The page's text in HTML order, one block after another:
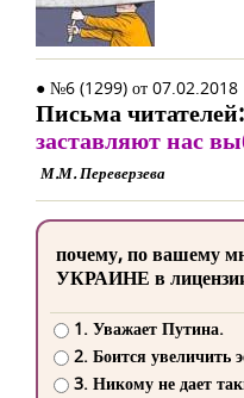
● №6 (1299) от 07.02.2018
Письма читателей:
заставляют нас
М.М. Переверзева
почему, по вашему
УКРАИНЕ в лицензии
1. Уважает Путина.
2. Боится увеличить
3. Никому не дает